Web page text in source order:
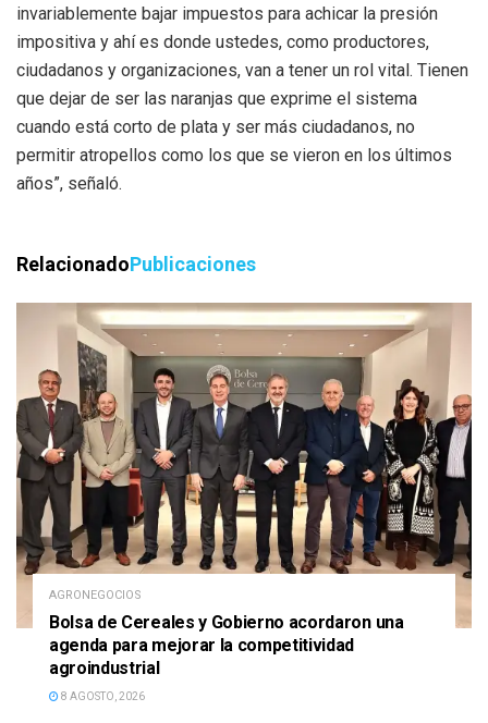
invariablemente bajar impuestos para achicar la presión
impositiva y ahí es donde ustedes, como productores,
ciudadanos y organizaciones, van a tener un rol vital. Tienen
que dejar de ser las naranjas que exprime el sistema
cuando está corto de plata y ser más ciudadanos, no
permitir atropellos como los que se vieron en los últimos
años”, señaló.
RelacionadoPublicaciones
AGRONEGOCIOS
Bolsa de Cereales y Gobierno acordaron una
agenda para mejorar la competitividad
agroindustrial
8 AGOSTO, 2026